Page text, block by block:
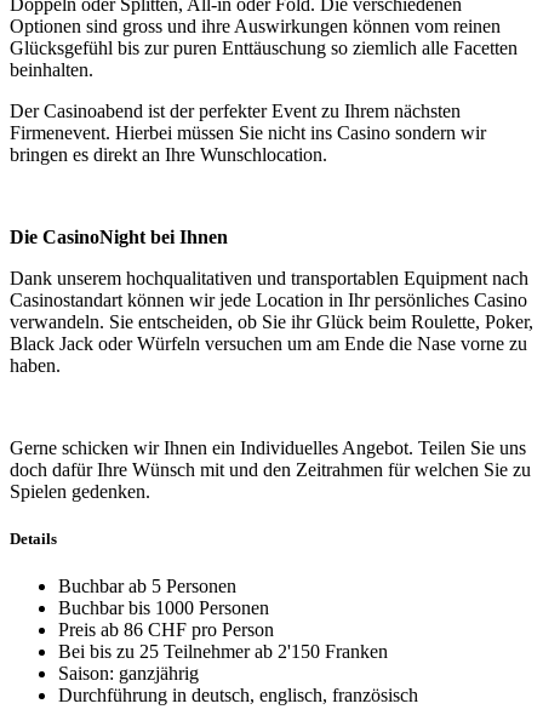
Optionen sind gross und ihre Auswirkungen können vom reinen
Glücksgefühl bis zur puren Enttäuschung so ziemlich alle Facetten
beinhalten.
Der Casinoabend ist der perfekter Event zu Ihrem nächsten
Firmenevent. Hierbei müssen Sie nicht ins Casino sondern wir
bringen es direkt an Ihre Wunschlocation.
Die CasinoNight bei Ihnen
Dank unserem hochqualitativen und transportablen Equipment nach
Casinostandart können wir jede Location in Ihr persönliches Casino
verwandeln. Sie entscheiden, ob Sie ihr Glück beim Roulette, Poker,
Black Jack oder Würfeln versuchen um am Ende die Nase vorne zu
haben.
Gerne schicken wir Ihnen ein Individuelles Angebot. Teilen Sie uns
doch dafür Ihre Wünsch mit und den Zeitrahmen für welchen Sie zu
Spielen gedenken.
Details
Buchbar ab 5 Personen
Buchbar bis 1000 Personen
Preis ab 86 CHF pro Person
Bei bis zu 25 Teilnehmer ab 2'150 Franken
Saison: ganzjährig
Durchführung in deutsch, englisch, französisch